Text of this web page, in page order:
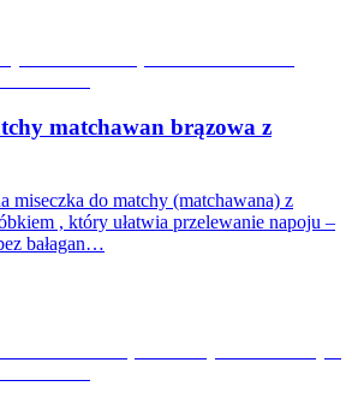
matchawan brązowa z
miseczka do matchy (matchawana) z
, który ułatwia przelewanie napoju –
bałagan…